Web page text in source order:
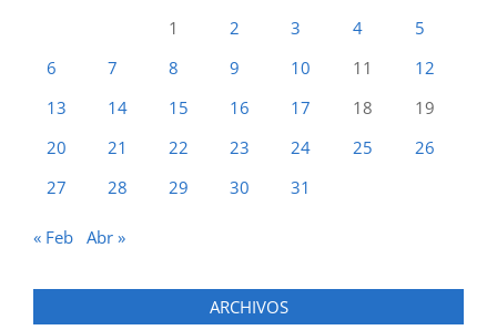
1
2 3 4
5
6
7 8 9 10 11
12
13
14 15 16 17 18
19
20
21 22 23 24 25
26
27
28 29 30 31
« Feb Abr »
ARCHIVOS